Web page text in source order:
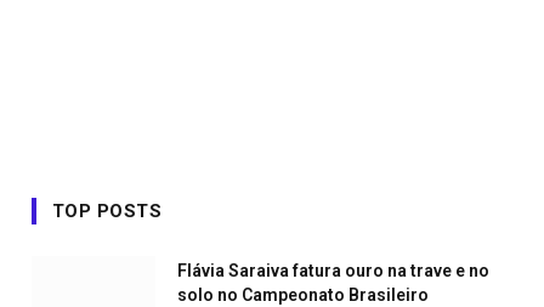
TOP POSTS
Flávia Saraiva fatura ouro na trave e no
solo no Campeonato Brasileiro